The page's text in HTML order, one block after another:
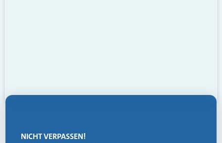
NICHT VERPASSEN!